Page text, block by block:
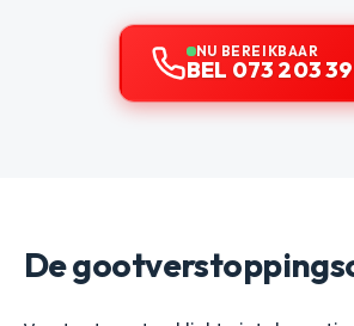
NU BEREIKBAAR
BEL 073 203
De